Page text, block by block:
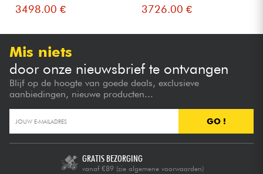
3498.00 € 3726.00 €
Mis niets
door onze nieuwsbrief te ontvangen
Blijf op de hoogte van goede deals, exclusieve
aanbiedingen, nieuwe producten...
GO !
GRATIS BEZORGING
vanaf €89 (zie algemene voorwaarden)